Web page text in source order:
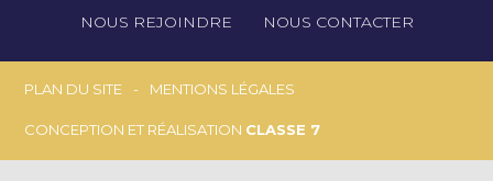
NOUS REJOINDRE
NOUS CONTACTER
Footer
PLAN DU SITE MENTIONS LÉGALES
CONCEPTION ET RÉALISATION CLASSE 7